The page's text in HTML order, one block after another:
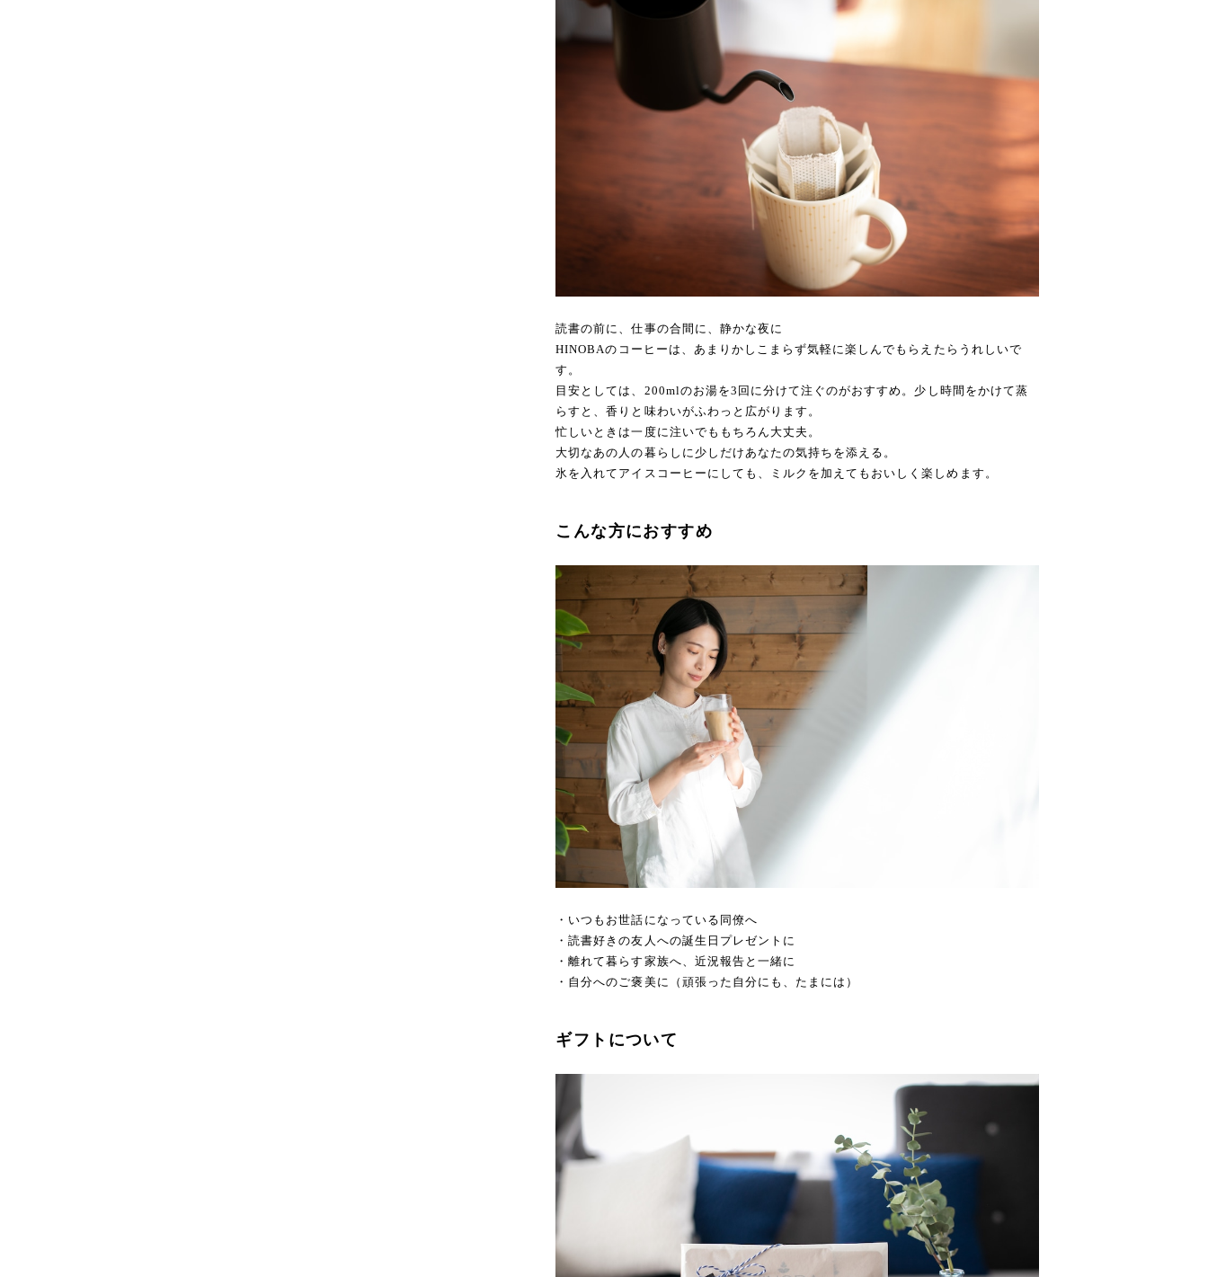
読書の前に、仕事の合間に、静かな夜に
HINOBAのコーヒーは、あまりかしこまらず気軽に楽しんでもらえたらうれしいで
す。
目安としては、200mlのお湯を3回に分けて注ぐのがおすすめ。少し時間をかけて蒸
らすと、香りと味わいがふわっと広がります。
忙しいときは一度に注いでももちろん大丈夫。
大切なあの人の暮らしに少しだけあなたの気持ちを添える。
氷を入れてアイスコーヒーにしても、ミルクを加えてもおいしく楽しめます。
こんな方におすすめ
・いつもお世話になっている同僚へ
・読書好きの友人への誕生日プレゼントに
・離れて暮らす家族へ、近況報告と一緒に
・自分へのご褒美に（頑張った自分にも、たまには）
ギフトについて